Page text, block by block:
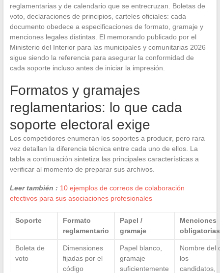
reglamentarias y de calendario que se entrecruzan. Boletas de
voto, declaraciones de principios, carteles oficiales: cada
documento obedece a especificaciones de formato, gramaje y
menciones legales distintas. El memorando publicado por el
Ministerio del Interior para las municipales y comunitarias 2026
sigue siendo la referencia para asegurar la conformidad de
cada soporte incluso antes de iniciar la impresión.
Formatos y gramajes
reglamentarios: lo que cada
soporte electoral exige
Los competidores enumeran los soportes a producir, pero rara
vez detallan la diferencia técnica entre cada uno de ellos. La
tabla a continuación sintetiza las principales características a
verificar al momento de preparar sus archivos.
Leer también : 10 ejemplos de correos de colaboración
efectivos para sus asociaciones profesionales
Soporte
Formato
reglamentario
Papel /
gramaje
Menciones
obligatorias
Boleta de
voto
Dimensiones
fijadas por el
código
Papel blanco,
gramaje
suficientemente
Nombre del
los
candidatos,